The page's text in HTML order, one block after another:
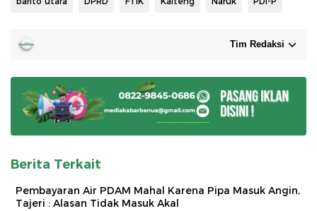
Tim Redaksi
Berita Terkait
Pembayaran Air PDAM Mahal Karena Pipa Masuk Angin,
Tajeri : Alasan Tidak Masuk Akal